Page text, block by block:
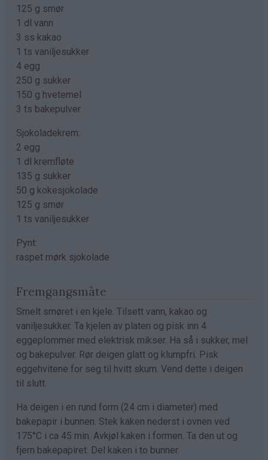
125 g smør
1 dl vann
3 ss kakao
1 ts vaniljesukker
4 egg
250 g sukker
150 g hvetemel
3 ts bakepulver
Sjokoladekrem:
2 egg
1 dl kremfløte
135 g sukker
50 g kokesjokolade
125 g smør
1 ts vaniljesukker
Pynt:
raspet mørk sjokolade
Fremgangsmåte
Smelt smøret i en kjele. Tilsett vann, kakao og
vaniljesukker. Ta kjelen av platen og pisk inn 4
eggeplommer med elektrisk mikser. Ha så i sukker, mel
og bakepulver. Rør deigen glatt og klumpfri. Pisk
eggehvitene for seg til hvitt skum. Vend dette i deigen
til slutt.
Ha deigen i en rund form (24 cm i diameter) med
bakepapir i bunnen. Stek kaken nederst i ovnen ved
175°C i ca 45 min. Avkjøl kaken i formen. Ta den ut og
fjern bakepapiret. Del kaken i to bunner.